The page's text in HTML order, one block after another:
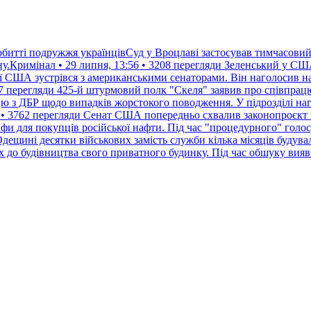
подружжя українцівСуд у Вроцлаві застосував
• 29 липня, 13:56 • 3208 перегляди Зеленський у
зустрівся з американськими сенаторами. Він наголосив
перегляди 425-й штурмовий полк "Скеля" заявив про
ДБР щодо випадків жорстокого поводження. У підрозділі
3762 перегляди Сенат США попередньо схвалив законопроєкт
для покупців російської нафти. Під час "процедурного"
десятки військових замість служби кілька місяців
до будівництва свого приватного будинку. Під час обшуку